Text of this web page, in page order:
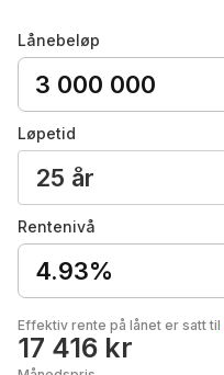
Lånebeløp
Løpetid
Rentenivå
4.93%
Effektiv rente på lånet er satt til
17 416 kr